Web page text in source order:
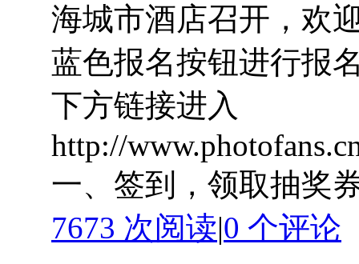
海城市酒店召开，欢
蓝色报名按钮进行报
下方链接进入
http://
一、签到，领取抽奖
7673 次阅读|0 个评论